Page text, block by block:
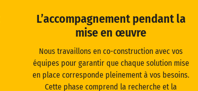
L’accompagnement pendant la
mise en œuvre
Nous travaillons en co-construction avec vos
équipes pour garantir que chaque solution mise
en place corresponde pleinement à vos besoins.
Cette phase comprend la recherche et la